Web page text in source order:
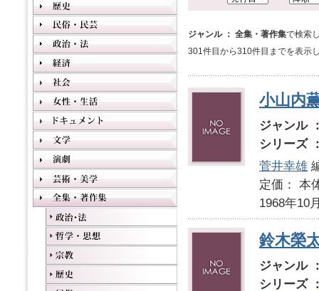
ジャンル ： 全集・著作集で検索
301件目から310件目までを表示
小山内
ジャンル
シリーズ
菅井幸雄
定価：
1968年10
鈴木榮
ジャンル
シリーズ